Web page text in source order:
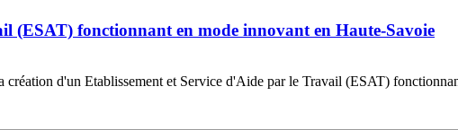
(ESAT) fonctionnant en mode innovant en Haute-Savoie
d'un Etablissement et Service d'Aide par le Travail (ESAT)